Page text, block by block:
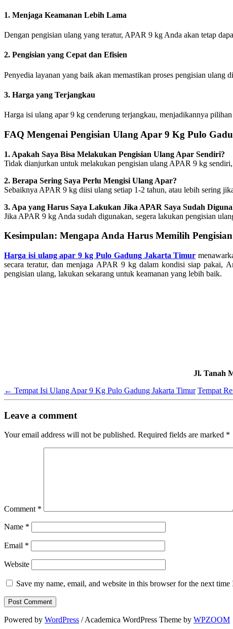
1. Menjaga Keamanan Lebih Lama
Dengan pengisian ulang yang teratur, APAR 9 kg Anda akan tetap
2. Pengisian yang Cepat dan Efisien
Penyedia layanan yang baik akan memastikan proses pengisian
3. Harga yang Terjangkau
Harga isi ulang apar 9 kg cenderung terjangkau, menjadikannya
FAQ Mengenai Pengisian Ulang Apar 9 Kg Pulo
1. Apakah Saya Bisa Melakukan Pengisian Ulang Apar Sendiri?
Tidak dianjurkan untuk melakukan pengisian ulang APAR 9 kg
2. Berapa Sering Saya Perlu Mengisi Ulang Apar?
Sebaiknya APAR 9 kg diisi ulang setiap 1-2 tahun, atau lebih sering
3. Apa yang Harus Saya Lakukan Jika APAR Saya Sudah
Jika APAR 9 kg Anda sudah digunakan, segera lakukan pengisian
Kesimpulan: Mengapa Anda Harus Memilih
Harga isi ulang apar 9 kg Pulo Gadung Jakarta Timur
secara teratur, dan menjaga APAR 9 kg dalam kondisi siap pakai,
pengisian ulang, lakukan sekarang untuk keamanan yang lebih baik.
Jl. Tanah
← Tempat Isi Ulang Apar 9 Kg Pulo Gadung Jakarta Timur Tempat
Leave a comment
Your email address will not be published. Required fields are marked *
Comment *
Name *
Email *
Website
Save my name, email, and website in this browser for the next time
Powered by WordPress / Academica WordPress Theme by WPZOOM